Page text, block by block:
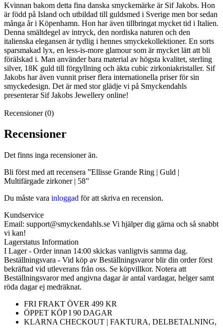
Kvinnan bakom detta fina danska smyckemärke är Sif Jakobs. Hon
är född på Island och utbildad till guldsmed i Sverige men bor sedan
många år i Köpenhamn. Hon har även tillbringat mycket tid i Italien.
Denna smältdegel av intryck, den nordiska naturen och den
italienska elegansen är tydlig i hennes smyckekollektioner. En sorts
sparsmakad lyx, en less-is-more glamour som är mycket lätt att bli
förälskad i. Man använder bara material av högsta kvalitet, sterling
silver, 18K guld till förgyllning och äkta cubic zirkoniakristaller. Sif
Jakobs har även vunnit priser flera internationella priser för sin
smyckedesign. Det är med stor glädje vi på Smyckendahls
presenterar Sif Jakobs Jewellery online!
Recensioner (0)
Recensioner
Det finns inga recensioner än.
Bli först med att recensera ”Ellisse Grande Ring | Guld |
Multifärgade zirkoner | 58”
Du måste vara inloggad för att skriva en recension.
Kundservice
Email: support@smyckendahls.se Vi hjälper dig gärna och så snabbt
vi kan!
Lagerstatus Information
I Lager - Order innan 14:00 skickas vanligtvis samma dag.
Beställningsvara - Vid köp av Beställningsvaror blir din order först
bekräftad vid utleverans från oss. Se köpvillkor. Notera att
Beställningsvaror med angivna dagar är antal vardagar, helger samt
röda dagar ej medräknat.
FRI FRAKT ÖVER 499 KR
ÖPPET KÖP I 90 DAGAR
KLARNA CHECKOUT | FAKTURA, DELBETALNING,